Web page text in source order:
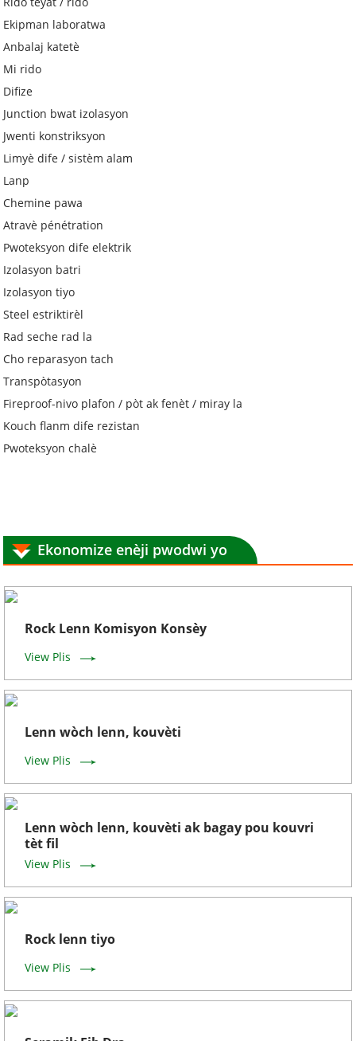
Ekipman laboratwa
Anbalaj katetè
Mi rido
Difize
Junction bwat izolasyon
Jwenti konstriksyon
Limyè dife / sistèm alam
Lanp
Chemine pawa
Atravè pénétration
Pwoteksyon dife elektrik
Izolasyon batri
Izolasyon tiyo
Steel estriktirèl
Rad seche rad la
Cho reparasyon tach
Transpòtasyon
Fireproof-nivo plafon / pòt ak fenèt / miray la
Kouch flanm dife rezistan
Pwoteksyon chalè
Ekonomize enèji pwodwi yo
Rock Lenn Komisyon Konsèy
View Plis
Lenn wòch lenn, kouvèti
View Plis
Lenn wòch lenn, kouvèti ak bagay pou kouvri
tèt fil
View Plis
Rock lenn tiyo
View Plis